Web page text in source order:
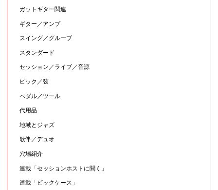
ガットギター関連
ギター／アンプ
スイング／グルーブ
スタンダード
セッション／ライブ／音源
ピック／弦
ペダル／ツール
代用品
地域とジャズ
歌伴／デュオ
穴場紹介
連載「セッションホストに聞く」
連載「ピックケース」